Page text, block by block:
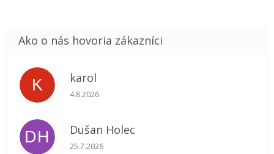
K karol
Hodnotenie obchodu je 5 z 5 hviezdičiek.
4.8.2026
DH Dušan Holec
Hodnotenie obchodu je 5 z 5 hviezdičiek.
25.7.2026